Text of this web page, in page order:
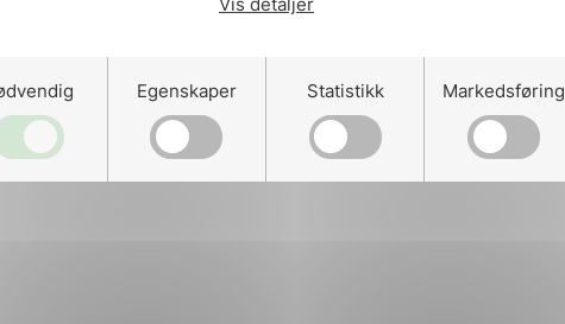
Egenskaper Statistikk Markedsføring